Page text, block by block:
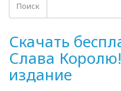
Поиск
Скачать
Слава
издание